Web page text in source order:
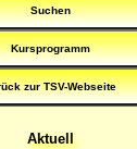
Aktuell